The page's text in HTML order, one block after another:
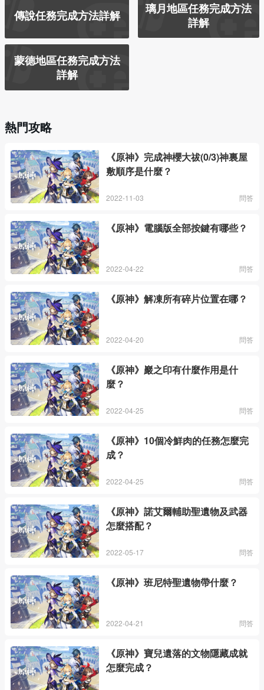
傳說任務完成方法詳解
璃月地區任務完成方法
詳解
蒙德地區任務完成方法
詳解
熱門攻略
《原神》完成神櫻大祓(0/3)神裏屋
敷順序是什麼？
2022-11-03 問答
《原神》電腦版全部按鍵有哪些？
2022-04-22 問答
《原神》解凍所有碎片位置在哪？
2022-04-20 問答
《原神》巖之印有什麼作用是什
麼？
2022-04-25 問答
《原神》10個冷鮮肉的任務怎麼完
成？
2022-04-25 問答
《原神》諾艾爾輔助聖遺物及武器
怎麼搭配？
2022-05-17 問答
《原神》班尼特聖遺物帶什麼？
2022-04-21 問答
《原神》寶兒遺落的文物隱藏成就
怎麼完成？